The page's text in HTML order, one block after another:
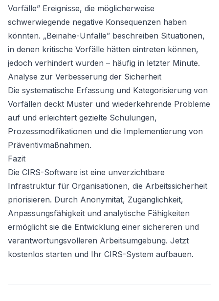
Vorfälle” Ereignisse, die möglicherweise
schwerwiegende negative Konsequenzen haben
könnten. „Beinahe-Unfälle” beschreiben Situationen,
in denen kritische Vorfälle hätten eintreten können,
jedoch verhindert wurden – häufig in letzter Minute.
Analyse zur Verbesserung der Sicherheit
Die systematische Erfassung und Kategorisierung von
Vorfällen deckt Muster und wiederkehrende Probleme
auf und erleichtert gezielte Schulungen,
Prozessmodifikationen und die Implementierung von
Präventivmaßnahmen.
Fazit
Die CIRS-Software ist eine unverzichtbare
Infrastruktur für Organisationen, die Arbeitssicherheit
priorisieren. Durch Anonymität, Zugänglichkeit,
Anpassungsfähigkeit und analytische Fähigkeiten
ermöglicht sie die Entwicklung einer sichereren und
verantwortungsvolleren Arbeitsumgebung. Jetzt
kostenlos starten und Ihr CIRS-System aufbauen.